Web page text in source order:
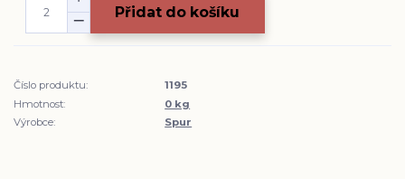
Přidat do košíku
Číslo produktu:
1195
Hmotnost:
0 kg
Výrobce:
Spur